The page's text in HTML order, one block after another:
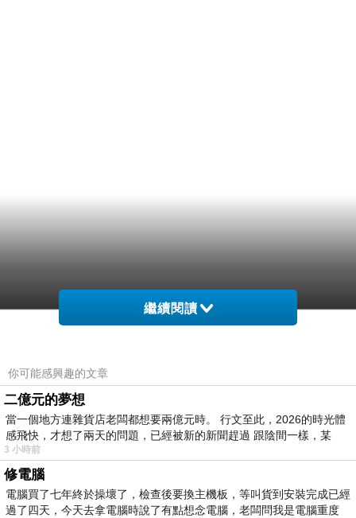
繼續閱讀
你可能感興趣的文章
二億元的夢想
當一個地方連雜貨店老闆都想要兩億元時。 行文至此，2026的時光體
感飛快，才想了兩天的問題，已經被新的新聞趕過 跟陰間一樣，某
3 小時前
修電腦
電腦買了七年終於操壞了，檢查後要換主機板，等叫貨到安裝完成已經
過了四天，今天去拿電腦時說了有點想念電腦，老闆問我是電腦重度